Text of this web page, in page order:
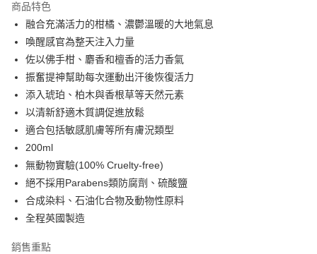
合作金庫商業銀行
華南商業銀行
彰化商業銀行
上海商業儲蓄銀行
國泰世華商業銀行
兆豐國際商業銀行
臺灣中小企業銀行
台中商業銀行
匯豐（台灣）商業銀行
華泰商業銀行
聯邦商業銀行
遠東國際商業銀行
元大商業銀行
玉山商業銀行
星展（台灣）商業銀行
台新國際商業銀行
台灣樂天信用卡公司
6 期 0 利率 每期
華南商業銀行
上海商業儲蓄銀行
台北富邦商業銀行
國泰世華商業銀行
兆豐國際商業銀行
臺灣中小企業銀行
台中商業銀行
匯豐（台灣）商業銀行
聯邦商業銀行
遠東國際商業銀行
元大商業銀行
玉山商業銀行
台新國際商業銀行
台灣樂天信用卡公司
超商取貨付款
LINE Pay
Apple Pay
悠遊付
AFTEE先享後付
相關說明
【關於「AFTEE先享後付」】
AFTEE先享後付是「在收到商品之後才付款」的支付方式。 讓您購物簡單
便利好安心！
１．簡單：不需註冊會員、不需綁卡、不需儲值。
２．便利：只要手機號碼，簡訊認證，即可結帳。
ATM付款
運送方式
全家付款取貨
商品特色
融合充滿活力的柑橘、濃鬱溫暖的大地氣息
喚醒感官為整天注入力量
佐以佛手柑、麝香和檀香的活力香氣
振奮提神幫助每次運動出汗後恢復活力
添入琥珀、柏木與香根草等天然元素
以清新舒適木質調促進放鬆
適合包括敏感肌膚等所有膚況類型
200ml
無動物實驗(100% Cruelty-free)
絕不採用Parabens類防腐劑、硫酸鹽
合成染料、石油化合物及動物性原料
全程英國製造
銷售重點